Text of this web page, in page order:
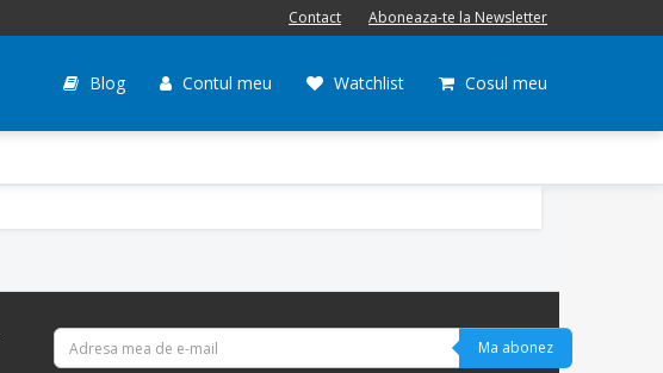
Contact Aboneaza-te la Newsletter
Blog Contul meu Watchlist Cosul meu
Ma abonez